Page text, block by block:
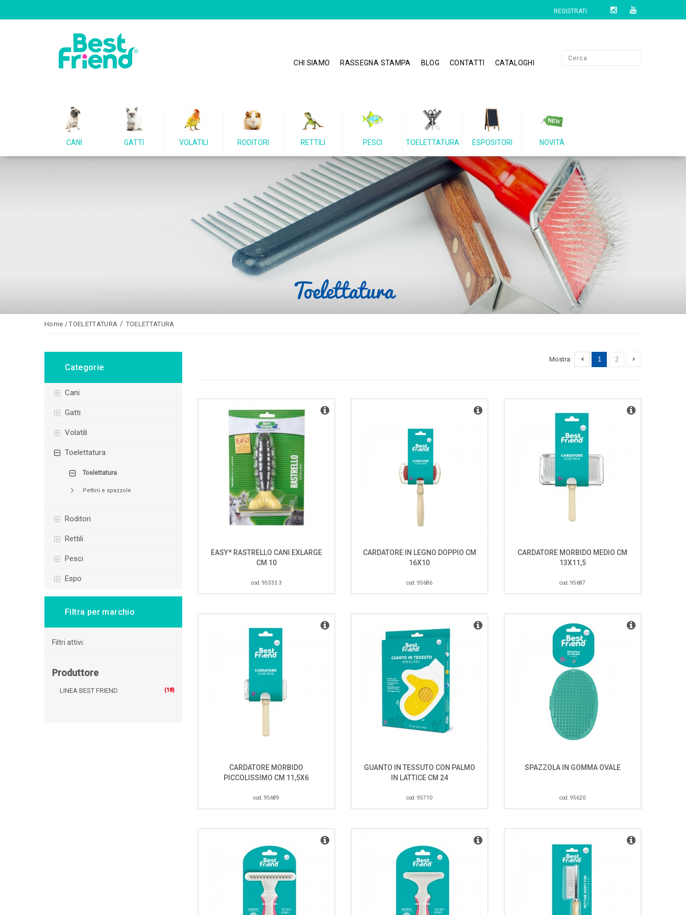
REGISTRATI
CHI SIAMO RASSEGNA STAMPA BLOG CONTATTI CATALOGHI
CANI GATTI VOLATILI RODITORI RETTILI PESCI TOELETTATURA ESPOSITORI NOVITÀ
toelettatura
Home / TOELETTATURA TOELETTATURA
Categorie
cani
gatti
volatili
toelettatura
toelettatura
pettini e spazzole
roditori
rettili
pesci
espo
Filtra per marchio
Filtri attivi:
Produttore
LINEA BEST FRIEND (18)
Mostra: 1 2
EASY* RASTRELLO CANI EXLARGE
CM 10
cod. 95333.3
CARDATORE IN LEGNO DOPPIO CM
16X10
cod. 95686
CARDATORE MORBIDO MEDIO CM
13X11,5
cod. 95687
CARDATORE MORBIDO
PICCOLISSIMO CM 11,5X6
cod. 95689
GUANTO IN TESSUTO CON PALMO
IN LATTICE CM 24
cod. 95710
SPAZZOLA IN GOMMA OVALE
cod. 95620